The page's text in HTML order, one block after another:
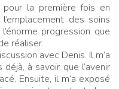
pour la première fois en
des soins
progression que
réaliser.
avec Denis. Il m’a
à savoir que l’avenir
Ensuite, il m’a exposé